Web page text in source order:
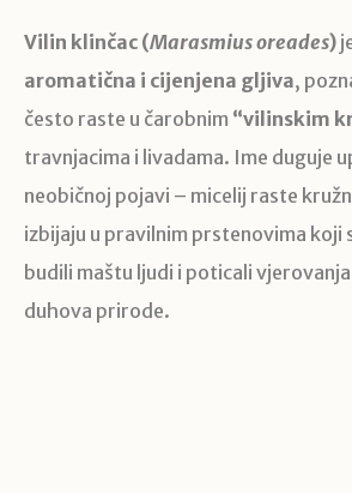
Vilin klinčac (Marasmius oreades)
aromatična i cijenjena gljiva,
često raste u čarobnim “vilinskim
travnjacima i livadama. Ime duguje
neobičnoj pojavi – micelij raste
izbijaju u pravilnim prstenovima koji
budili maštu ljudi i poticali
duhova prirode.